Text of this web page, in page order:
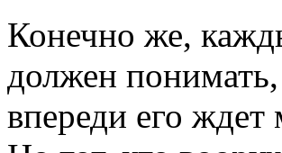
Конечно же,
должен
впереди его ждет